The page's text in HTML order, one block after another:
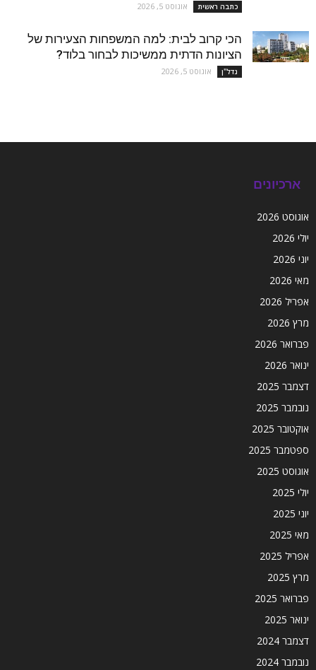
כתבה ראשית אוגוסט 5, 2026
הכי קרוב לבית: למה המשפחות הצעירות של
הציונות הדתית ממשיכות לבחור בלוד?
נדל''ן אוגוסט 5, 2026
ארכיונים
אוגוסט 2026
יולי 2026
יוני 2026
מאי 2026
אפריל 2026
מרץ 2026
פברואר 2026
ינואר 2026
דצמבר 2025
נובמבר 2025
אוקטובר 2025
ספטמבר 2025
אוגוסט 2025
יולי 2025
יוני 2025
מאי 2025
אפריל 2025
מרץ 2025
פברואר 2025
ינואר 2025
דצמבר 2024
נובמבר 2024